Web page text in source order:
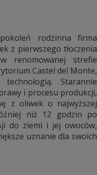
rodzinna firma
z pierwszego tłoczenia
renomowanej strefie
Castel del Monte,
Starannie
i procesu produkcji,
z oliwek o najwyższej
niż 12 godzin po
do ziemi i jej owoców,
uznanie dla swoich